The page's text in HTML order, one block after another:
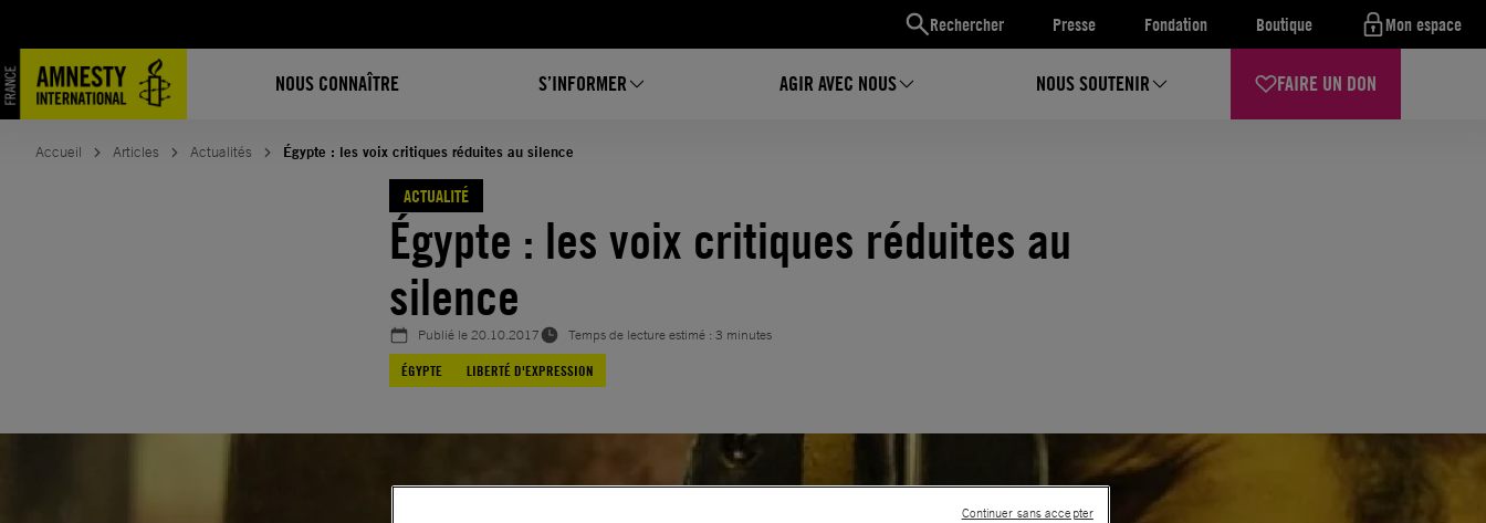
Rechercher Presse Fondation Boutique Mon espace
NOUS CONNAÎTRE S’INFORMER AGIR AVEC NOUS NOUS SOUTENIR FAIRE UN DON
contenu
Accueil Articles Actualités Égypte : les voix critiques réduites au silence
ACTUALITÉ
Égypte : les voix critiques réduites au
silence
Publié le20.10.2017
Temps de lecture estimé : 3 minutes
ÉGYPTE
LIBERTÉ D'EXPRESSION
Continuer sans accepter